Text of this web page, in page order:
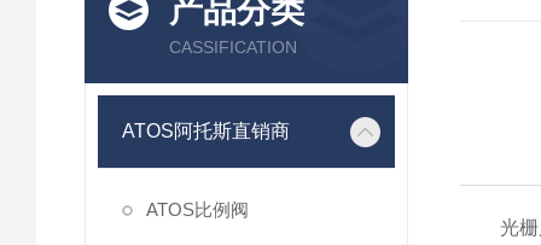
产品分类
CASSIFICATION
ATOS阿托斯直销商
ATOS比例阀
光栅尺